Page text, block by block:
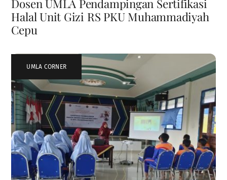
Dosen UMLA Pendampingan Sertifikasi
Halal Unit Gizi RS PKU Muhammadiyah
Cepu
UMLA CORNER